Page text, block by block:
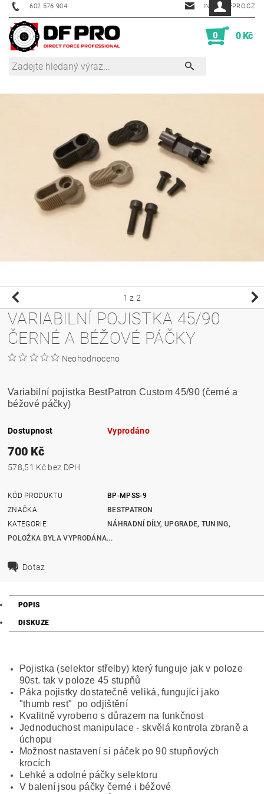
602 576 904 INFO@DFPRO.CZ
0 0 Kč
1 z 2
VARIABILNÍ POJISTKA 45/90
ČERNÉ A BÉŽOVÉ PÁČKY
Neohodnoceno
Variabilní pojistka BestPatron Custom 45/90 (černé a
béžové páčky)
Dostupnost Vyprodáno
700 Kč
578,51 Kč bez DPH
KÓD PRODUKTU
BP-MPSS-9
ZNAČKA
BESTPATRON
KATEGORIE
NÁHRADNÍ DÍLY, UPGRADE, TUNING,
POLOŽKA BYLA VYPRODÁNA...
Dotaz
POPIS
DISKUZE
Pojistka (selektor střelby) který funguje jak v poloze
90st. tak v poloze 45 stupňů
Páka pojistky dostatečně veliká, fungující jako
"thumb rest" po odjištění
Kvalitně vyrobeno s důrazem na funkčnost
Jednoduchost manipulace - skvělá kontrola zbraně a
úchopu
Možnost nastavení si páček po 90 stupňových
krocích
Lehké a odolné páčky selektoru
V balení jsou páčky černé i béžové